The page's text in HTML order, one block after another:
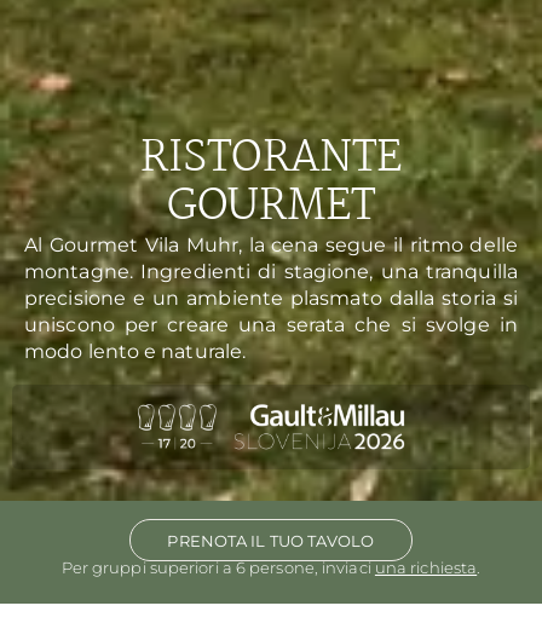
RISTORANTE
GOURMET
Al Gourmet Vila Muhr, la cena segue il ritmo delle
montagne. Ingredienti di stagione, una tranquilla
precisione e un ambiente plasmato dalla storia si
uniscono per creare una serata che si svolge in
modo lento e naturale.
PRENOTA IL TUO TAVOLO
Per gruppi superiori a 6 persone, inviaci una richiesta